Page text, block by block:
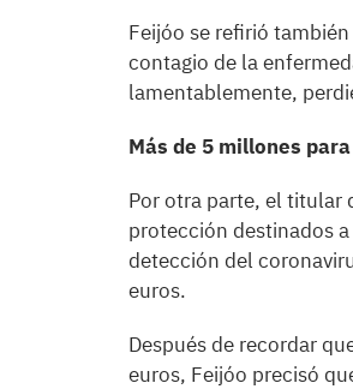
Feijóo se refirió
contagio de la
lamentablemente,
Más de 5 millones
Por otra parte, el titular
protección destinados
detección del
euros.
Después de recordar
euros, Feijóo precisó